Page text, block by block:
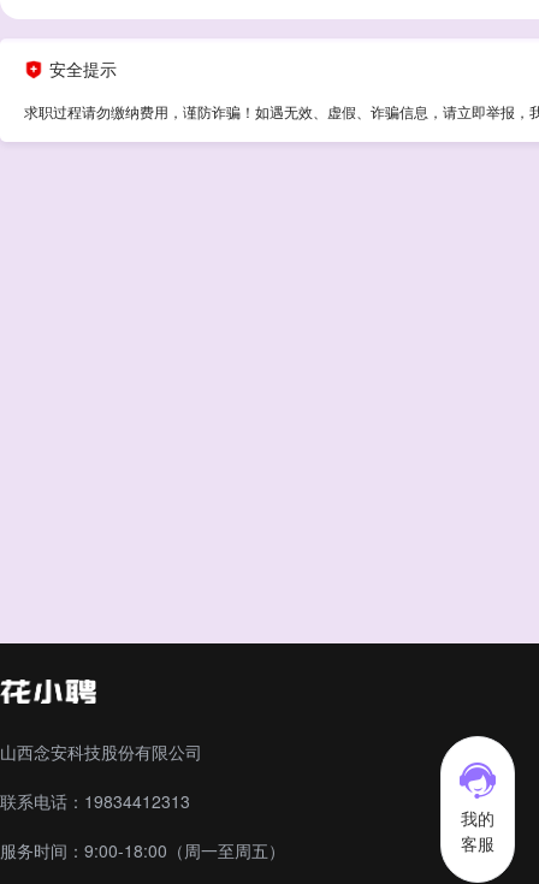
我的
客服
安全提示
求职过程请勿缴纳费用，谨防诈骗！如遇无效、虚假、诈骗信息，请立即举报，
山西念安科技股份有限公司
联系电话：19834412313
服务时间：9:00-18:00（周一至周五）